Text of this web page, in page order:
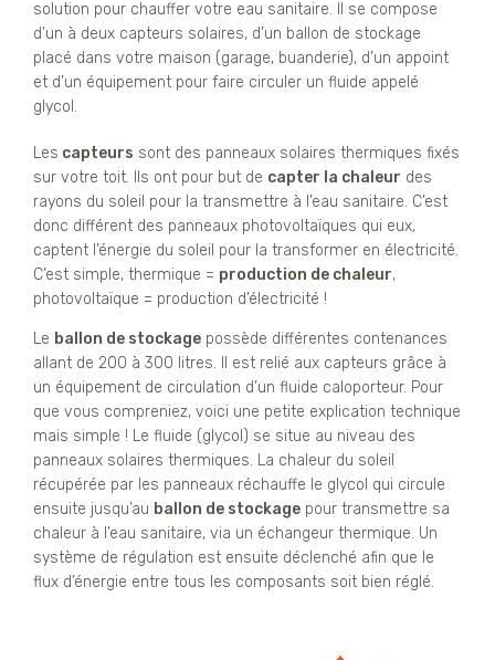
solution pour chauffer votre eau sanitaire. Il se compose
d’un à deux capteurs solaires, d’un ballon de stockage
placé dans votre maison (garage, buanderie), d’un appoint
et d’un équipement pour faire circuler un fluide appelé
glycol.
Les capteurs sont des panneaux solaires thermiques fixés
sur votre toit. Ils ont pour but de capter la chaleur des
rayons du soleil pour la transmettre à l’eau sanitaire. C’est
donc différent des panneaux photovoltaïques qui eux,
captent l’énergie du soleil pour la transformer en électricité.
C’est simple, thermique = production de chaleur,
photovoltaïque = production d’électricité !
Le ballon de stockage possède différentes contenances
allant de 200 à 300 litres. Il est relié aux capteurs grâce à
un équipement de circulation d’un fluide caloporteur. Pour
que vous compreniez, voici une petite explication technique
mais simple ! Le fluide (glycol) se situe au niveau des
panneaux solaires thermiques. La chaleur du soleil
récupérée par les panneaux réchauffe le glycol qui circule
ensuite jusqu’au ballon de stockage pour transmettre sa
chaleur à l’eau sanitaire, via un échangeur thermique. Un
système de régulation est ensuite déclenché afin que le
flux d’énergie entre tous les composants soit bien réglé.